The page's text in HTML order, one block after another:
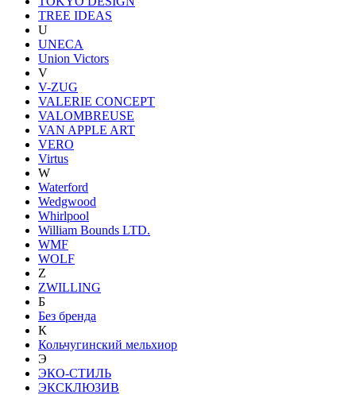
TREE IDEAS
U
UNECA
Union Victors
V
V-ZUG
VALERIE CONCEPT
VALOMBREUSE
VAN APPLE ART
VERO
Virtus
W
Waterford
Wedgwood
Whirlpool
William Bounds LTD.
WMF
WOLF
Z
ZWILLING
Б
Без бренда
К
Кольчугинский мельхиор
Э
ЭКО-СТИЛЬ
ЭКСКЛЮЗИВ